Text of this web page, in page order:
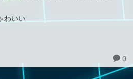
わいい
0